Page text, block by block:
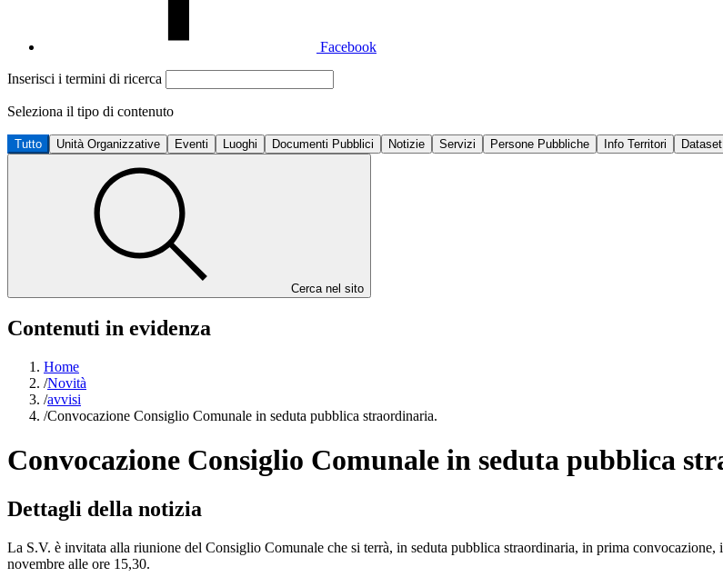
Facebook
Inserisci i termini di ricerca
Seleziona il tipo di contenuto
Tutto Unità Organizzative Eventi Luoghi Documenti Pubblici Notizie Servizi Persone Pubbliche Info Territori Dataset
Cerca nel sito
Contenuti in evidenza
Home
/Novità
/avvisi
/Convocazione Consiglio Comunale in seduta pubblica straordinaria.
Convocazione Consiglio Comunale in seduta pubblica
Dettagli della notizia
La S.V. è invitata alla riunione del Consiglio Comunale che si terrà, in seduta pubblica straordinaria, in prima
novembre alle ore 15,30.